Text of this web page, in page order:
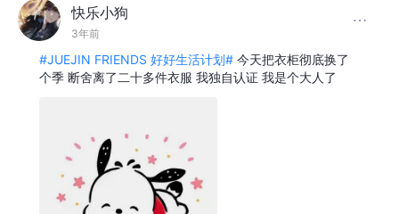
快乐小狗
3年前
#JUEJIN FRIENDS 好好生活计划# 今天把衣柜彻底换了
个季 断舍离了二十多件衣服 我独自认证 我是个大人了